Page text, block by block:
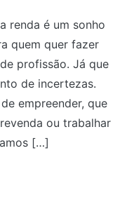
renda é um sonho
quem quer fazer
profissão. Já que
de incertezas.
empreender, que
ou trabalhar
[…]